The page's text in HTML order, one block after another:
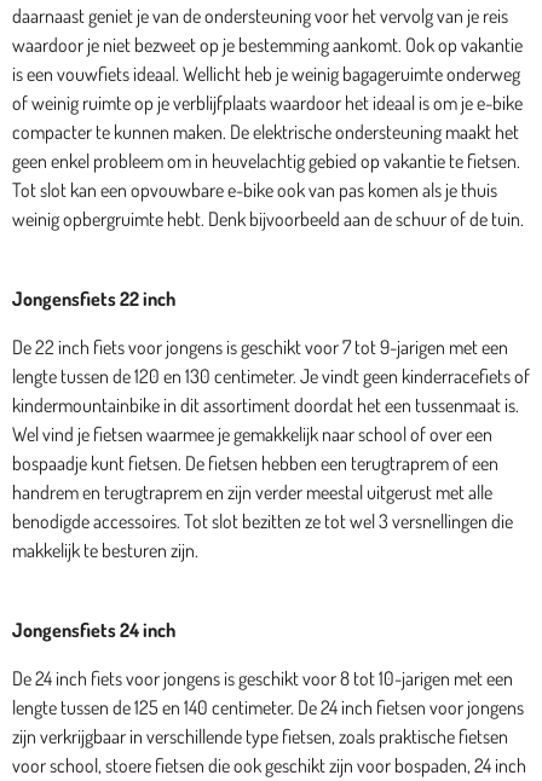
daarnaast geniet je van de ondersteuning voor het vervolg van je reis
waardoor je niet bezweet op je bestemming aankomt. Ook op vakantie
is een vouwfiets ideaal. Wellicht heb je weinig bagageruimte onderweg
of weinig ruimte op je verblijfplaats waardoor het ideaal is om je e-bike
compacter te kunnen maken. De elektrische ondersteuning maakt het
geen enkel probleem om in heuvelachtig gebied op vakantie te fietsen.
Tot slot kan een opvouwbare e-bike ook van pas komen als je thuis
weinig opbergruimte hebt. Denk bijvoorbeeld aan de schuur of de tuin.
Jongensfiets 22 inch
De 22 inch fiets voor jongens is geschikt voor 7 tot 9-jarigen met een
lengte tussen de 120 en 130 centimeter. Je vindt geen kinderracefiets of
kindermountainbike in dit assortiment doordat het een tussenmaat is.
Wel vind je fietsen waarmee je gemakkelijk naar school of over een
bospaadje kunt fietsen. De fietsen hebben een terugtraprem of een
handrem en terugtraprem en zijn verder meestal uitgerust met alle
benodigde accessoires. Tot slot bezitten ze tot wel 3 versnellingen die
makkelijk te besturen zijn.
Jongensfiets 24 inch
De 24 inch fiets voor jongens is geschikt voor 8 tot 10-jarigen met een
lengte tussen de 125 en 140 centimeter. De 24 inch fietsen voor jongens
zijn verkrijgbaar in verschillende type fietsen, zoals praktische fietsen
voor school, stoere fietsen die ook geschikt zijn voor bospaden, 24 inch